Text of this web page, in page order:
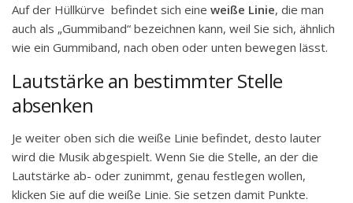
Auf der Hüllkürve befindet sich eine weiße Linie, die man
auch als „Gummiband“ bezeichnen kann, weil Sie sich, ähnlich
wie ein Gummiband, nach oben oder unten bewegen lässt.
Lautstärke an bestimmter Stelle
absenken
Je weiter oben sich die weiße Linie befindet, desto lauter
wird die Musik abgespielt. Wenn Sie die Stelle, an der die
Lautstärke ab- oder zunimmt, genau festlegen wollen,
klicken Sie auf die weiße Linie. Sie setzen damit Punkte.